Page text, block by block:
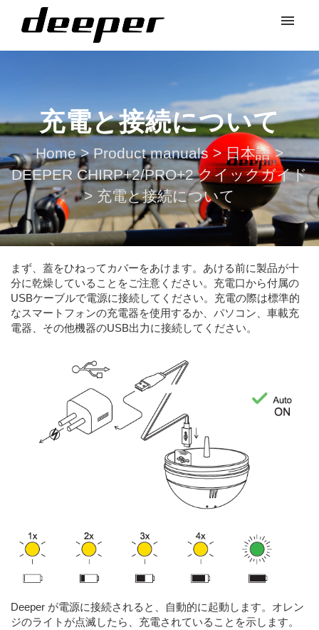
充電と接続について
Home > Product manuals > 日本語 >
DEEPER CHIRP+2/PRO+2 クイックガイド
> 充電と接続について
まず、蓋をひねってカバーをあけます。あける前に製品が十
分に乾燥していることをご注意ください。充電口から付属の
USBケーブルで電源に接続してください。充電の際は標準的
なスマートフォンの充電器を使用するか、パソコン、車載充
電器、その他機器のUSB出力に接続してください。
Deeper が電源に接続されると、自動的に起動します。オレン
ジのライトが点滅したら、充電されていることを示します。